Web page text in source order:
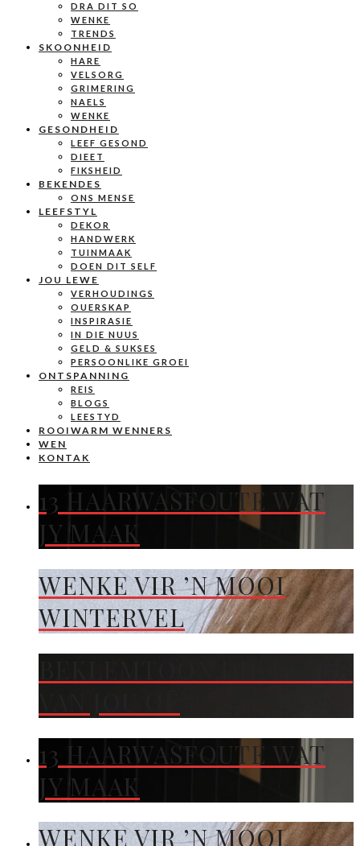
DRA DIT SO
WENKE
TRENDS
SKOONHEID
HARE
VELSORG
GRIMERING
NAELS
WENKE
GESONDHEID
LEEF GESOND
DIEET
FIKSHEID
BEKENDES
ONS MENSE
LEEFSTYL
DEKOR
HANDWERK
TUINMAAK
DOEN DIT SELF
JOU LEWE
VERHOUDINGS
OUERSKAP
INSPIRASIE
IN DIE NUUS
GELD & SUKSES
PERSOONLIKE GROEI
ONTSPANNING
REIS
BLOGS
LEESTYD
ROOIWARM WENNERS
WEN
KONTAK
13 HAARWASFOUTE WAT
JY MAAK
WENKE VIR ’N MOOI
WINTERVEL
13 HAARWASFOUTE WAT
JY MAAK
WENKE VIR ’N MOOI